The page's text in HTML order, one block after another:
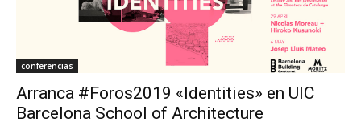
conferencias
Arranca #Foros2019 «Identities» en UIC
Barcelona School of Architecture